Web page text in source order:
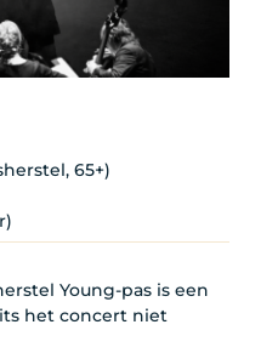
65+)
Young-pas is een
het concert niet